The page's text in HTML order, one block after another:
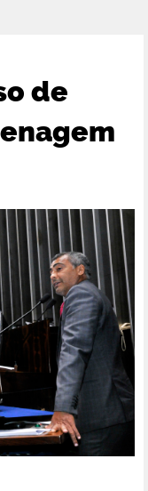
de